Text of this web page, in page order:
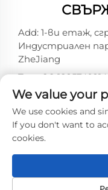
Add: 1-ви етаж,
Индустриален
ZheJiang
Тел.:+86-
Имейл: [email
Copyright © 2026
We value your
We use cookies and
If you don't want to
cookies.